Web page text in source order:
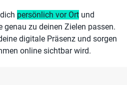
persönlich vor Ort und
genau zu deinen Zielen passen.
digitale Präsenz und sorgen
online sichtbar wird.